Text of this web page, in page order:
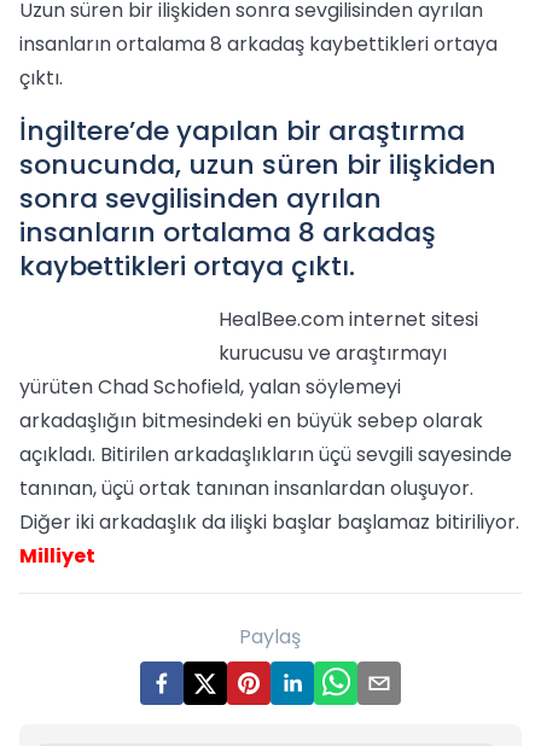
Uzun süren bir ilişkiden sonra sevgilisinden ayrılan
insanların ortalama 8 arkadaş kaybettikleri ortaya
çıktı.
İngiltere’de yapılan bir araştırma
sonucunda, uzun süren bir ilişkiden
sonra sevgilisinden ayrılan
insanların ortalama 8 arkadaş
kaybettikleri ortaya çıktı.
HealBee.com internet sitesi
kurucusu ve araştırmayı
yürüten Chad Schofield, yalan söylemeyi
arkadaşlığın bitmesindeki en büyük sebep olarak
açıkladı. Bitirilen arkadaşlıkların üçü sevgili sayesinde
tanınan, üçü ortak tanınan insanlardan oluşuyor.
Diğer iki arkadaşlık da ilişki başlar başlamaz bitiriliyor.
Milliyet
Paylaş